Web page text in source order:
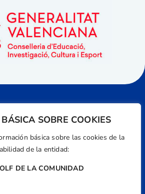
SOBRE COOKIES
básica sobre las cookies de la
de la entidad:
DE LA COMUNIDAD